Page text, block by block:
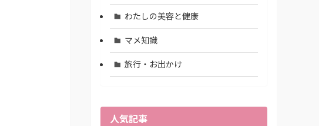
わたしの美容と健康
マメ知識
旅行・お出かけ
人気記事